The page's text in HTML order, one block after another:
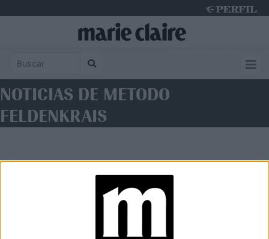
NOTICIAS DE METODO
FELDENKRAIS